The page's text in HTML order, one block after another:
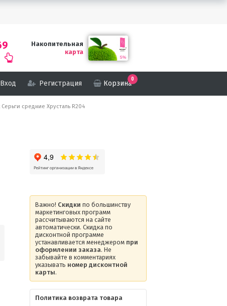
Накопительная
карта
Вход Регистрация Корзина
0
Серьги средние Хрусталь R204
Важно! Скидки по большинству
маркетинговых программ
рассчитываются на сайте
автоматически. Скидка по
дисконтной программе
устанавливается менеджером при
оформлении заказа. Не
забывайте в комментариях
указывать номер дисконтной
карты.
Политика возврата товара